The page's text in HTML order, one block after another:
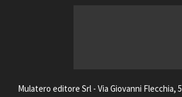
Mulatero editore Srl - Via Giovanni Flecchia,